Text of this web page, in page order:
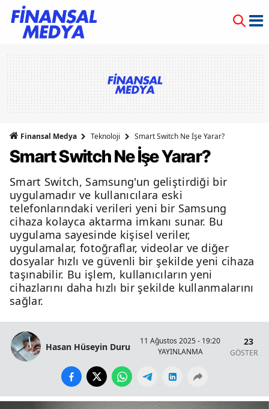
Finansal Medya Teknoloji Smart Switch Ne İşe Yarar?
Smart Switch Ne İşe Yarar?
Smart Switch, Samsung'un geliştirdiği bir
uygulamadır ve kullanıcılara eski
telefonlarındaki verileri yeni bir Samsung
cihaza kolayca aktarma imkanı sunar. Bu
uygulama sayesinde kişisel veriler,
uygulamalar, fotoğraflar, videolar ve diğer
dosyalar hızlı ve güvenli bir şekilde yeni cihaza
taşınabilir. Bu işlem, kullanıcıların yeni
cihazlarını daha hızlı bir şekilde kullanmalarını
sağlar.
Hasan Hüseyin Duru
11 Ağustos 2025 - 19:20
YAYINLANMA
23
GÖSTERİM